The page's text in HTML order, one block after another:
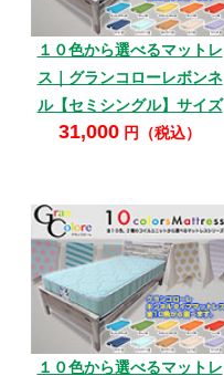
１０色から選べるマットレ
ス｜グランコローレボンネ
ル【セミシングル】サイズ
31,000 円（税込）
１０色から選べるマットレ